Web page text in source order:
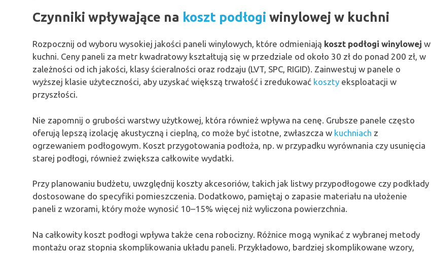
Czynniki wpływające na koszt podłogi winylowej w kuchni
Rozpocznij od wyboru wysokiej jakości paneli winylowych, które odmieniają koszt podłogi winylowej w
kuchni. Ceny paneli za metr kwadratowy kształtują się w przedziale od około 30 zł do ponad 200 zł, w
zależności od ich jakości, klasy ścieralności oraz rodzaju (LVT, SPC, RIGID). Zainwestuj w panele o
wyższej klasie użyteczności, aby uzyskać większą trwałość i zredukować koszty eksploatacji w
przyszłości.
Nie zapomnij o grubości warstwy użytkowej, która również wpływa na cenę. Grubsze panele często
oferują lepszą izolację akustyczną i cieplną, co może być istotne, zwłaszcza w kuchniach z
ogrzewaniem podłogowym. Koszt przygotowania podłoża, np. w przypadku wyrównania czy usunięcia
starej podłogi, również zwiększa całkowite wydatki.
Przy planowaniu budżetu, uwzględnij koszty akcesoriów, takich jak listwy przypodłogowe czy podkłady
dostosowane do specyfiki pomieszczenia. Dodatkowo, pamiętaj o zapasie materiału na ułożenie
paneli z wzorami, który może wynosić 10–15% więcej niż wyliczona powierzchnia.
Na całkowity koszt podłogi wpływa także cena robocizny. Różnice mogą wynikać z wybranej metody
montażu oraz stopnia skomplikowania układu paneli. Przykładowo, bardziej skomplikowane wzory,